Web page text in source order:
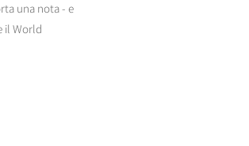
una nota - e
il World